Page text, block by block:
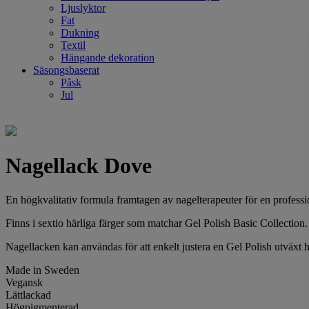
Ljuslyktor
Fat
Dukning
Textil
Hängande dekoration
Säsongsbaserat
Påsk
Jul
Nagellack Dove
En högkvalitativ formula framtagen av nagelterapeuter för en
Finns i sextio härliga färger som matchar Gel Polish Basic Collection.
Nagellacken kan användas för att enkelt justera en Gel Polish utväxt
Made in Sweden
Vegansk
Lättlackad